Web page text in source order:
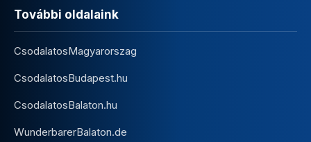
További oldalaink
CsodalatosMagyarorszag
CsodalatosBudapest.hu
CsodalatosBalaton.hu
WunderbarerBalaton.de